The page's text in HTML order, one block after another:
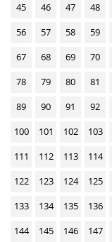
45
46 47 48
56
57 58 59
67
68 69 70
78
79 80 81
89
90 91 92
100
101 102 103
111
112 113 114
122
123 124 125
133
134 135 136
144
145 146 147